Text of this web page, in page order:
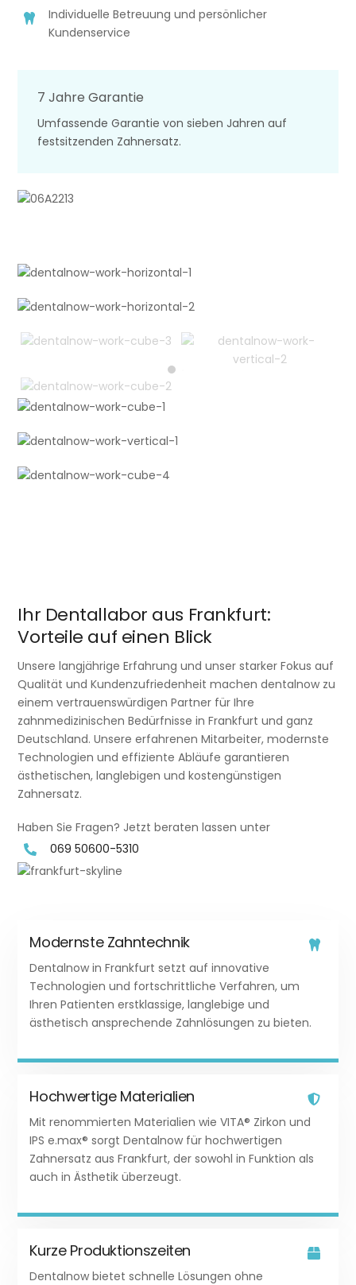
Individuelle Betreuung und persönlicher
Kundenservice
7 Jahre Garantie
Umfassende Garantie von sieben Jahren auf
festsitzenden Zahnersatz.
Ihr Dentallabor aus Frankfurt:
Vorteile auf einen Blick
Unsere langjährige Erfahrung und unser starker Fokus auf
Qualität und Kundenzufriedenheit machen dentalnow zu
einem vertrauenswürdigen Partner für Ihre
zahnmedizinischen Bedürfnisse in Frankfurt und ganz
Deutschland. Unsere erfahrenen Mitarbeiter, modernste
Technologien und effiziente Abläufe garantieren
ästhetischen, langlebigen und kostengünstigen
Zahnersatz.
Haben Sie Fragen? Jetzt beraten lassen unter
069 50600-5310
Icon
Modernste Zahntechnik
Dentalnow in Frankfurt setzt auf innovative
Technologien und fortschrittliche Verfahren, um
Ihren Patienten erstklassige, langlebige und
ästhetisch ansprechende Zahnlösungen zu bieten.
Icon
label
Hochwertige Materialien
Mit renommierten Materialien wie VITA® Zirkon und
IPS e.max® sorgt Dentalnow für hochwertigen
Zahnersatz aus Frankfurt, der sowohl in Funktion als
auch in Ästhetik überzeugt.
Icon
Kurze Produktionszeiten
Dentalnow bietet schnelle Lösungen ohne